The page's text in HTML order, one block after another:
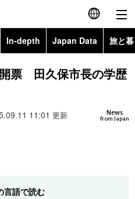
English
简体字
In-depth Japan Data 旅と
Topics
票 田久保市長の学歴
News
from Japan
11:01 更新
言語で読む